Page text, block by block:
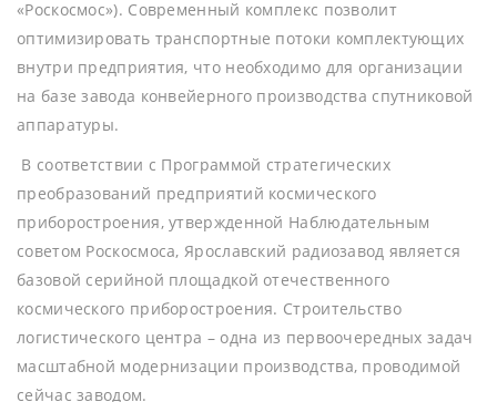
«Роскосмос»). Современный комплекс позволит
оптимизировать транспортные потоки комплектующих
внутри предприятия, что необходимо для организации
на базе завода конвейерного производства спутниковой
аппаратуры.
В соответствии с Программой стратегических
преобразований предприятий космического
приборостроения, утвержденной Наблюдательным
советом Роскосмоса, Ярославский радиозавод является
базовой серийной площадкой отечественного
космического приборостроения. Строительство
логистического центра – одна из первоочередных задач
масштабной модернизации производства, проводимой
сейчас заводом.